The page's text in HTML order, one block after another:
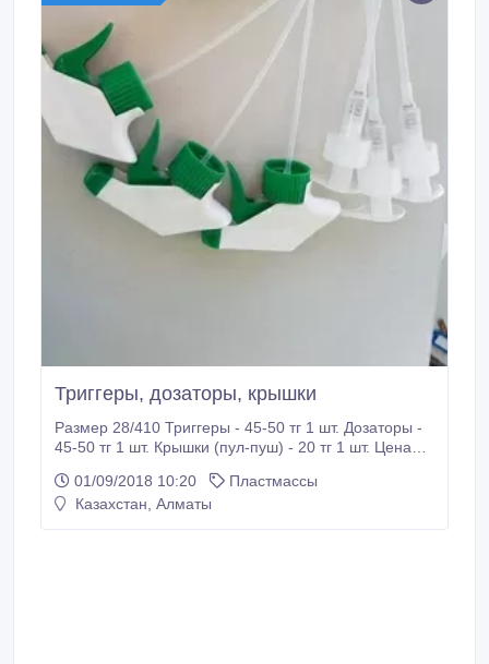
Триггеры, дозаторы, крышки
Размер 28/410 Триггеры - 45-50 тг 1 шт. Дозаторы -
45-50 тг 1 шт. Крышки (пул-пуш) - 20 тг 1 шт. Цена
01/09/2018 10:20
Пластмассы
Казахстан, Алматы